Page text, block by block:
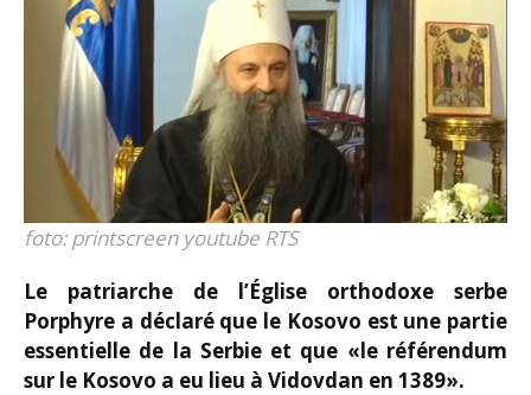
foto: printscreen youtube RTS
Le patriarche de l’Église orthodoxe serbe
Porphyre a déclaré que le Kosovo est une partie
essentielle de la Serbie et que «le référendum
sur le Kosovo a eu lieu à Vidovdan en 1389».